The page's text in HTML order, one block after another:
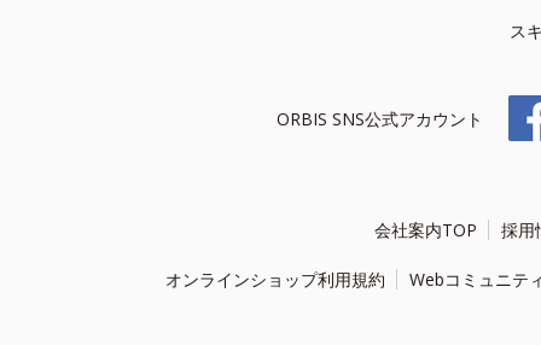
ス
ORBIS SNS公式アカウント
会社案内TOP 採用
オンラインショップ利用規約 Webコミュニテ